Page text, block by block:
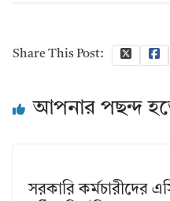
Share This Post:
আপনার পছন্দ
সরকারি কর্মচারীদের